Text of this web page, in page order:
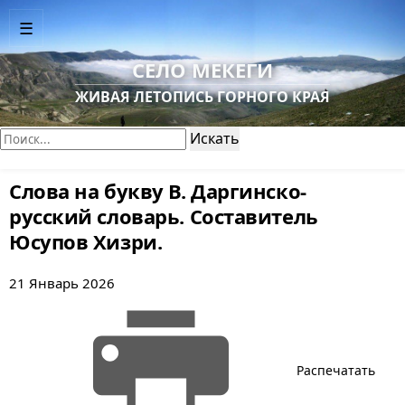
СЕЛО МЕКЕГИ
ЖИВАЯ ЛЕТОПИСЬ ГОРНОГО КРАЯ
Поиск: Искать
☰
Слова на букву В. Даргинско-
русский словарь. Составитель
Юсупов Хизри.
21 Январь 2026
Распечатать